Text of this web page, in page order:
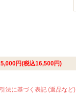
円(税込16,500円)
法に基づく表記 (返品など)